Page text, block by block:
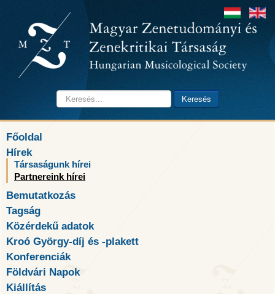
Keresés... Keresés
Főoldal
Hírek
Társaságunk hírei
Partnereink hírei
Bemutatkozás
Tagság
Közérdekű adatok
Kroó György-díj és -plakett
Konferenciák
Földvári Napok
Kiállítás